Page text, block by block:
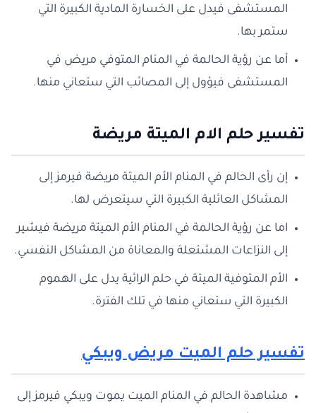
المستشفى فيدل على الخسارة المادية الكبيرة التي
ستمر بها.
أما عن رؤية الحالمة في المنام المتوفي مريض في
المستشفى فيؤول إلى المصائب التي ستعاني منها.
تفسير حلم الام الميتة مريضة
إن رأى الحالم في المنام الأم الميتة مريضة فيرمز إلى
المشاكل العائلية الكبيرة التي سيتعرض لها.
اما عن رؤية الحالمة في المنام الأم الميتة مريضة فيشير
إلى النزاعات المشتعلة والمعاناة من المشاكل النفسي.
الأم المتوفية الميتة في حلم الرائية يدل على الهموم
الكبيرة التي ستعاني منها في تلك الفترة.
تفسير حلم الميت مريض ويبكي
مشاهدة الحالم في المنام الميت يموت ويبكي فيرمز إلى